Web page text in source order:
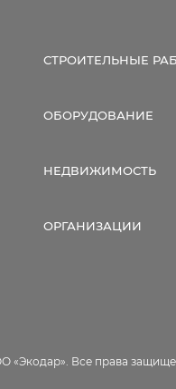
СТРОИТЕЛЬНЫЕ
ОБОРУДОВАНИЕ
НЕДВИЖИМОСТЬ
ОРГАНИЗАЦИИ
«Экодар». Все права